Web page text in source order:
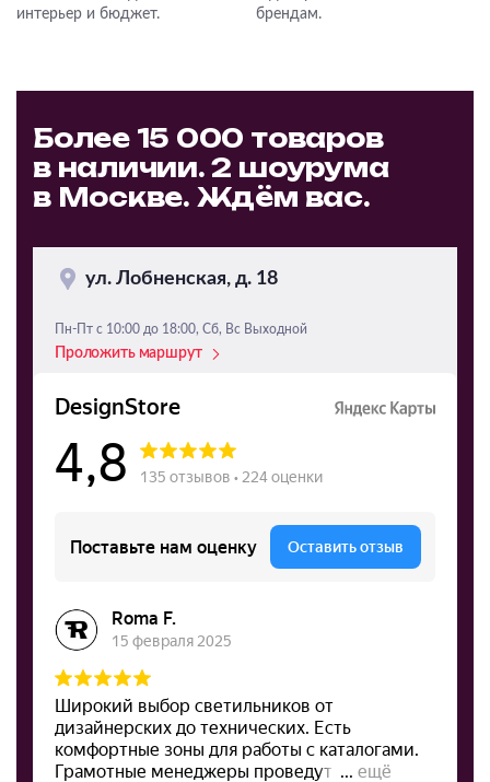
интерьер и бюджет.
брендам.
Более 15 000 товаров
в наличии. 2 шоурума
в Москве. Ждём вас.
ул. Лобненская, д. 18
Пн-Пт с 10:00 до 18:00, Сб, Вс Выходной
Проложить маршрут